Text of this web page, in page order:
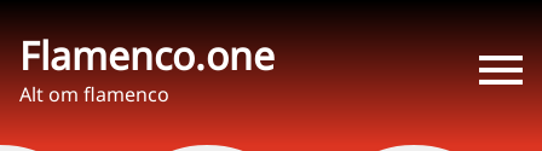
Flamenco.one
Alt om flamenco